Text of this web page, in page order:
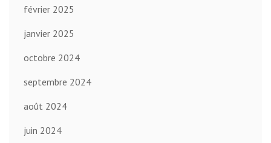
février 2025
janvier 2025
octobre 2024
septembre 2024
août 2024
juin 2024